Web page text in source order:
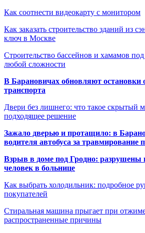
Как соотнести видеокарту с монитором
Как заказать строительство зданий из
ключ в Москве
Строительство бассейнов и хамамов
любой сложности
В Барановичах обновляют остановки
транспорта
Двери без лишнего: что такое скрытый
подходящее решение
Зажало дверью и протащило: в
водителя автобуса за травмирование
Взрыв в доме под Гродно: разрушены
человек в больнице
Как выбрать холодильник: подробное
покупателей
Стиральная машина прыгает при
распространенные причины